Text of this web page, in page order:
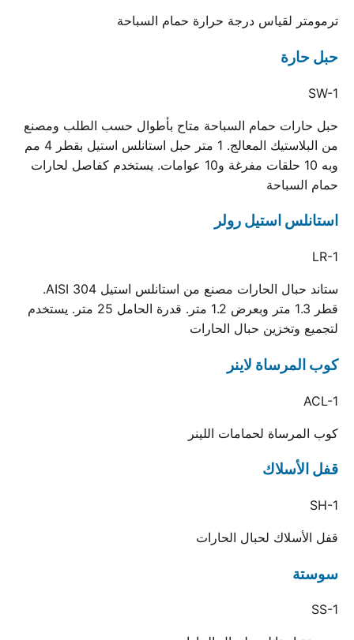
ترمومتر لقياس درجة حرارة حمام السباحة
حبل حارة
SW-1
حبل حارات حمام السباحة متاح بأطوال حسب الطلب ومصنع
من البلاستيك المعالج. 1 متر حبل استانلس استيل بقطر 4 مم
وبه 10 حلقات مفرغة و10 عوامات. يستخدم كفاصل لحارات
حمام السباحة
استانلس استيل رولر
LR-1
ستاند حبال الحارات مصنع من استانلس استيل AISI 304.
قطر 1.3 متر وبعرض 1.2 متر. قدرة الحامل 25 متر. يستخدم
لتجميع وتخزين حبال الحارات
كوب المرساة لاينر
ACL-1
كوب المرساة لحمامات اللينر
قفل الأسلاك
SH-1
قفل الأسلاك لحبال الحارات
سوستة
SS-1